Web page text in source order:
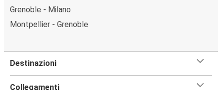
Grenoble - Milano
Montpellier - Grenoble
Destinazioni
Collegamenti